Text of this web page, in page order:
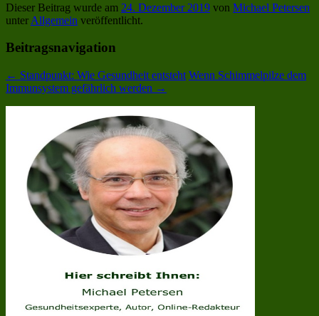
Dieser Beitrag wurde am 24. Dezember 2019 von Michael Petersen
unter Allgemein veröffentlicht.
Beitragsnavigation
← Standpunkt: Wie Gesundheit entsteht Wenn Schimmelpilze dem
Immunsystem gefährlich werden →